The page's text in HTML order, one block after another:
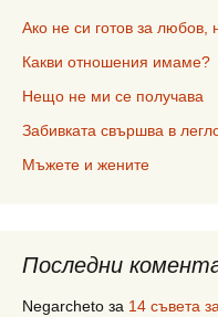
Ако не си готов за любов,
Какви отношения имаме?
Нещо не ми се получава
Забивката свършва в
Мъжете и жените
Последни
Negarcheto за 14 съвета